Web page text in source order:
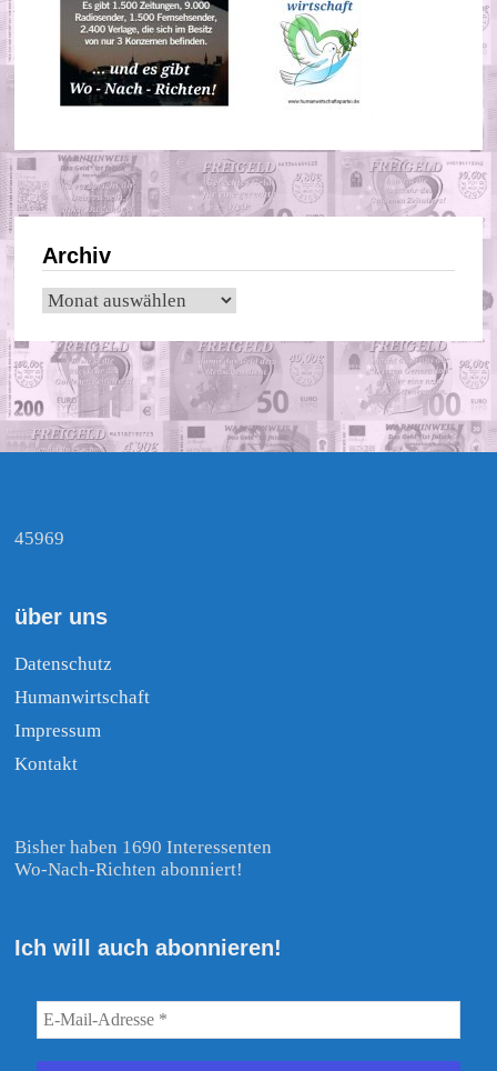
Archiv
Archiv
45969
über uns
Datenschutz
Humanwirtschaft
Impressum
Kontakt
Bisher haben 1690 Interessenten
Wo-Nach-Richten abonniert!
Ich will auch abonnieren!